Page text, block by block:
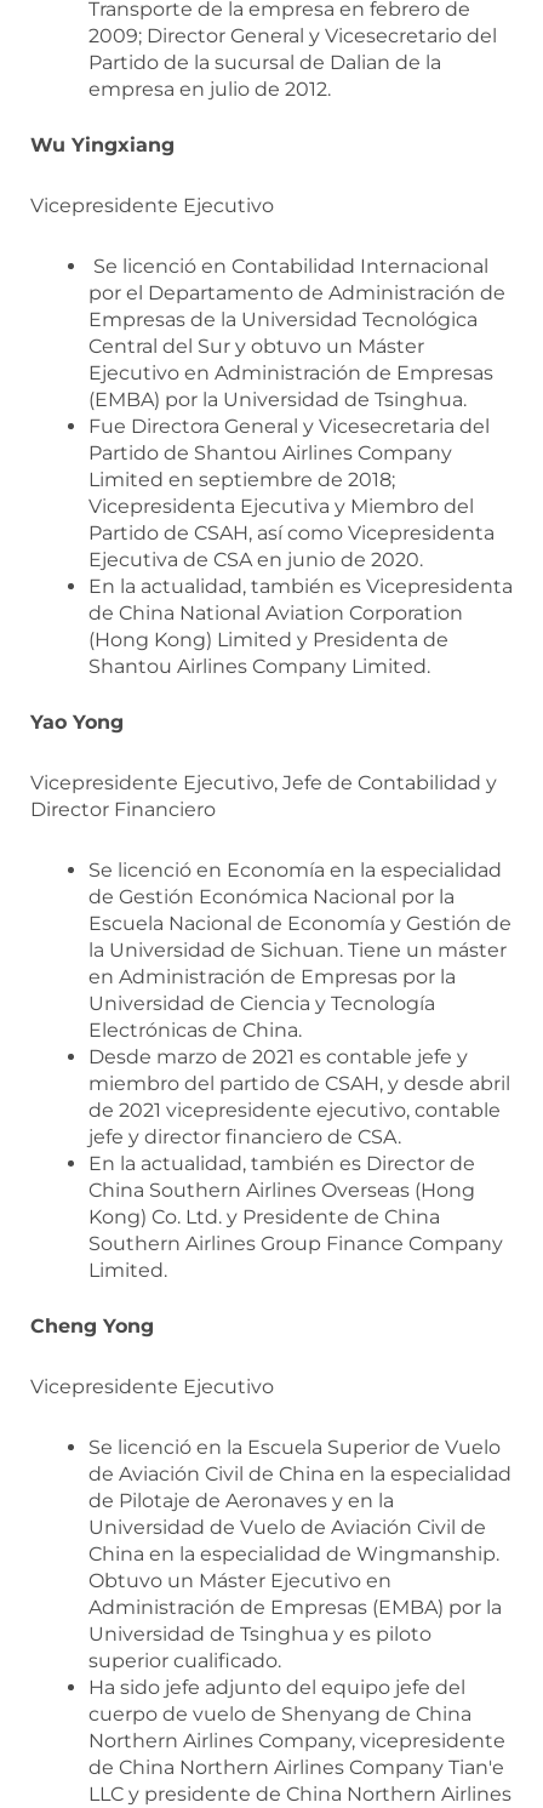
Transporte de la empresa en febrero de
2009; Director General y Vicesecretario del
Partido de la sucursal de Dalian de la
empresa en julio de 2012.
Wu Yingxiang
Vicepresidente Ejecutivo
Se licenció en Contabilidad Internacional
por el Departamento de Administración de
Empresas de la Universidad Tecnológica
Central del Sur y obtuvo un Máster
Ejecutivo en Administración de Empresas
(EMBA) por la Universidad de Tsinghua.
Fue Directora General y Vicesecretaria del
Partido de Shantou Airlines Company
Limited en septiembre de 2018;
Vicepresidenta Ejecutiva y Miembro del
Partido de CSAH, así como Vicepresidenta
Ejecutiva de CSA en junio de 2020.
En la actualidad, también es Vicepresidenta
de China National Aviation Corporation
(Hong Kong) Limited y Presidenta de
Shantou Airlines Company Limited.
Yao Yong
Vicepresidente Ejecutivo, Jefe de Contabilidad y
Director Financiero
Se licenció en Economía en la especialidad
de Gestión Económica Nacional por la
Escuela Nacional de Economía y Gestión de
la Universidad de Sichuan. Tiene un máster
en Administración de Empresas por la
Universidad de Ciencia y Tecnología
Electrónicas de China.
Desde marzo de 2021 es contable jefe y
miembro del partido de CSAH, y desde abril
de 2021 vicepresidente ejecutivo, contable
jefe y director financiero de CSA.
En la actualidad, también es Director de
China Southern Airlines Overseas (Hong
Kong) Co. Ltd. y Presidente de China
Southern Airlines Group Finance Company
Limited.
Cheng Yong
Vicepresidente Ejecutivo
Se licenció en la Escuela Superior de Vuelo
de Aviación Civil de China en la especialidad
de Pilotaje de Aeronaves y en la
Universidad de Vuelo de Aviación Civil de
China en la especialidad de Wingmanship.
Obtuvo un Máster Ejecutivo en
Administración de Empresas (EMBA) por la
Universidad de Tsinghua y es piloto
superior cualificado.
Ha sido jefe adjunto del equipo jefe del
cuerpo de vuelo de Shenyang de China
Northern Airlines Company, vicepresidente
de China Northern Airlines Company Tian'e
LLC y presidente de China Northern Airlines